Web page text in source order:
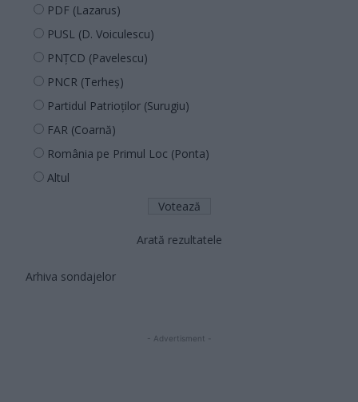
PDF (Lazarus)
PUSL (D. Voiculescu)
PNȚCD (Pavelescu)
PNCR (Terheș)
Partidul Patrioților (Surugiu)
FAR (Coarnă)
România pe Primul Loc (Ponta)
Altul
Arată rezultatele
Arhiva sondajelor
- Advertisment -